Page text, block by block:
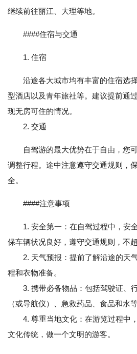
继续前往丽江、大理等地。
####住宿与交通
1. 住宿
沿途各大城市均有丰富的住宿选
型酒店以及青年旅社等。建议提前通
现无房可住的情况。
2. 交通
自驾游的最大优势在于自由，您
调整行程。途中注意遵守交通规则，
全。
####注意事项
1. 安全第一：在自驾过程中，安
保车辆状况良好，遵守交通规则，不
2. 天气预报：提前了解沿途的天
程和衣物准备。
3. 携带必备物品：包括驾驶证、
（或导航仪）、急救药品、食品和水等
4. 尊重当地文化：在游览过程中
文化传统，做一个文明的游客。